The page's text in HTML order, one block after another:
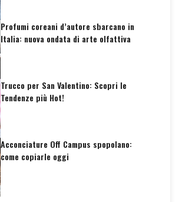
Profumi coreani d’autore sbarcano in
Italia: nuova ondata di arte olfattiva
Trucco per San Valentino: Scopri le
Tendenze più Hot!
Acconciature Off Campus spopolano:
come copiarle oggi